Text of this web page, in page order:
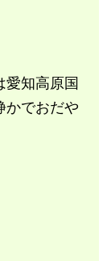
愛知高原国
かでおだや